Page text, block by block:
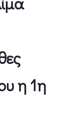
η 1η